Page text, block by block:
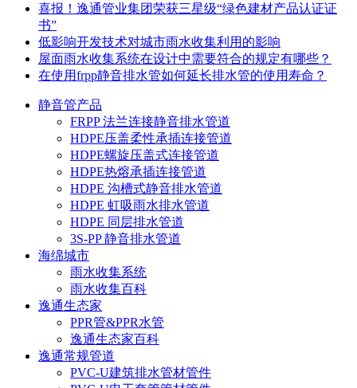
喜报！逸通管业集团荣获三星级“绿色建材产品认证证
书”
低影响开发技术对城市雨水收集利用的影响
屋面雨水收集系统在设计中需要符合的规定有哪些？
在使用frpp静音排水管如何延长排水管的使用寿命？
静音管产品
FRPP 法兰连接静音排水管道
HDPE压盖柔性承插连接管道
HDPE螺旋压盖式连接管道
HDPE热熔承插连接管道
HDPE 沟槽式静音排水管道
HDPE 虹吸雨水排水管道
HDPE 同层排水管道
3S-PP 静音排水管道
海绵城市
雨水收集系统
雨水收集百科
逸通生态家
PPR管&PPR水管
逸通生态家百科
逸通常规管道
PVC-U建筑排水管材管件